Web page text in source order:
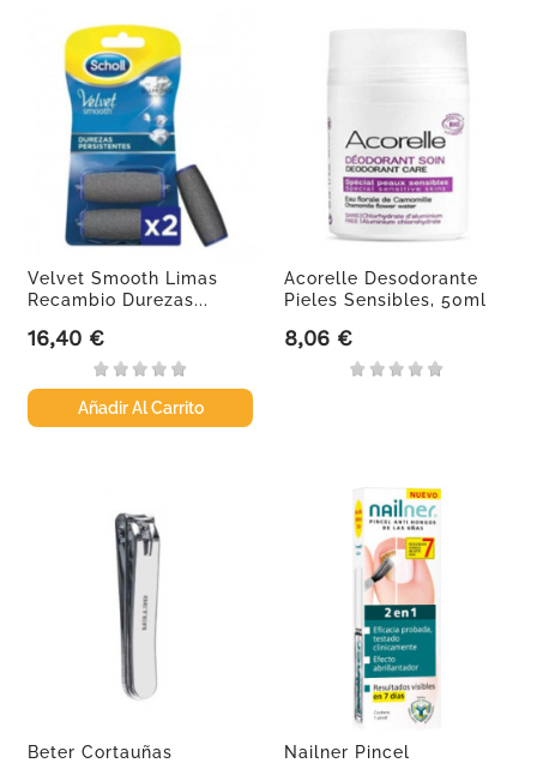
Velvet Smooth Limas
Recambio Durezas...
Precio
16,40 €
Añadir Al Carrito
Acorelle Desodorante
Pieles Sensibles, 50ml
Precio
8,06 €
Beter Cortauñas
Nailner Pincel